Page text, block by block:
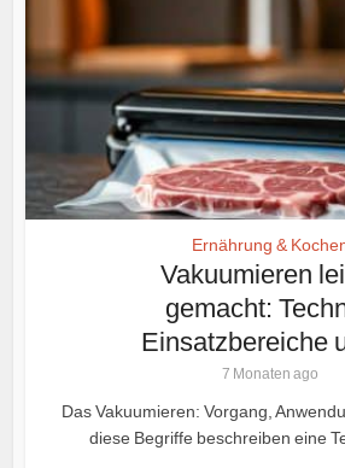
Ernährung &
Vakuumieren
gemacht:
Einsatzbereiche
7 Monaten ago
Das Vakuumieren: Vorgang,
diese Begriffe beschreiben eine